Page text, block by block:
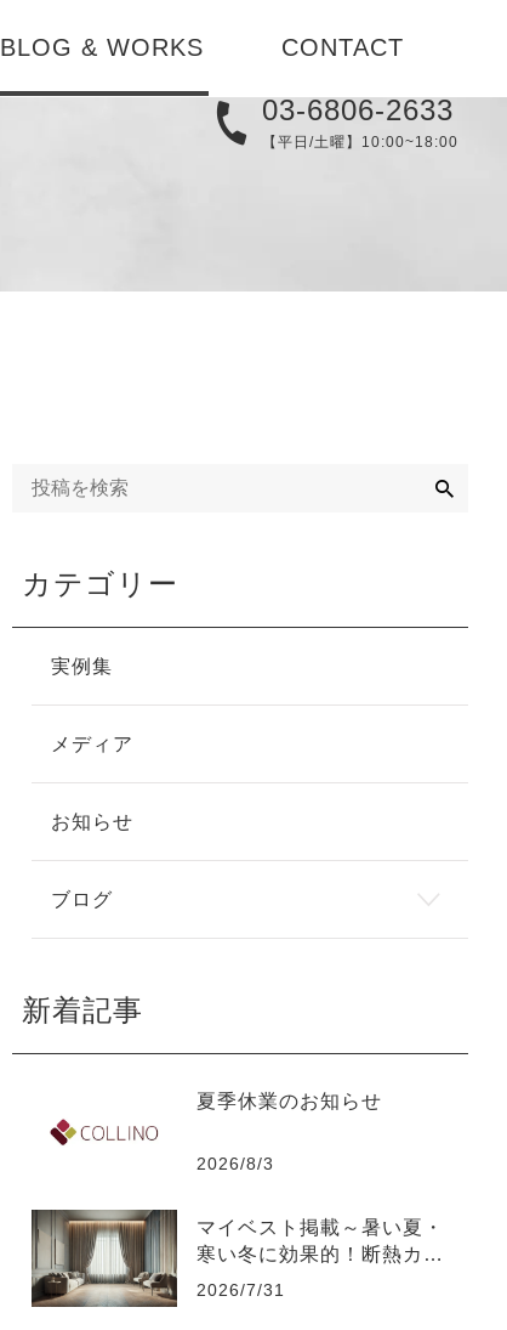
BLOG & WORKS CONTACT
03-6806-2633
【平日/土曜】10:00~18:00
カテゴリー
実例集
メディア
お知らせ
ブログ
新着記事
夏季休業のお知らせ
2026/8/3
マイベスト掲載～暑い夏・
寒い冬に効果的！断熱カー
テンのおすすめ人気ランキ
2026/7/31